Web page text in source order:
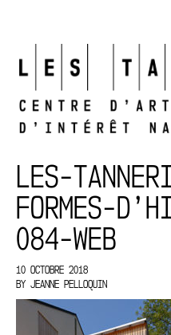
LES-
FORMES-
084-WEB
10 OCTOBRE 2018
BY JEANNE PELLOQUIN